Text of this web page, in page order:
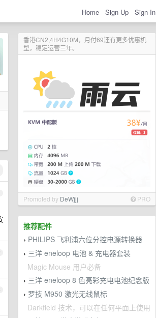
Home Sign Up Sign In
香港CN2,4H4G10M，月付69还有更多优惠机
型，稳定运营三年。
Promoted by DeWjjj PRO
推荐配件
› PHILIPS 飞利浦六位分控电源转换器
› 三洋 eneloop 电池 & 充电器套装
Magic Mouse 用户必备
› 三洋 eneloop 8 色亮彩充电电池纪念版
› 罗技 M950 激光无线鼠标
Darkfield 技术，可以在任何平面上使用